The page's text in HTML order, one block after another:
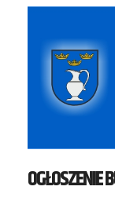
OGŁOSZENIE